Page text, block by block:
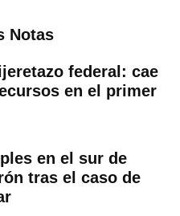
Notas
federal: cae
en el primer
en el sur de
tras el caso de